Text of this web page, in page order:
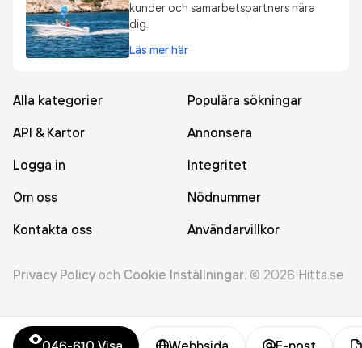
kunder och samarbetspartners nära
dig.
Läs mer här
Alla kategorier
Populära sökningar
API & Kartor
Annonsera
Logga in
Integritet
Om oss
Nödnummer
Kontakta oss
Användarvillkor
Privacy Policy och Cookie Inställningar. © 2026 Hitta.se